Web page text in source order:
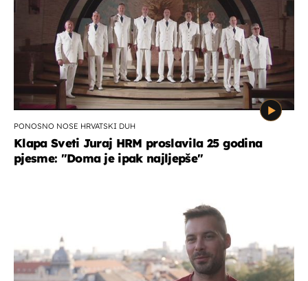
PONOSNO NOSE HRVATSKI DUH
Klapa Sveti Juraj HRM proslavila 25 godina
pjesme: "Doma je ipak najljepše"